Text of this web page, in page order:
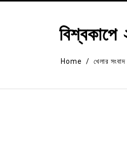
Home খেলার সংবাদ